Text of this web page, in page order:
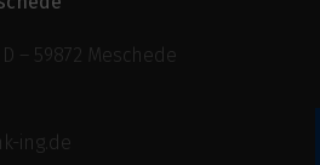
– 59872 Meschede
ing.de